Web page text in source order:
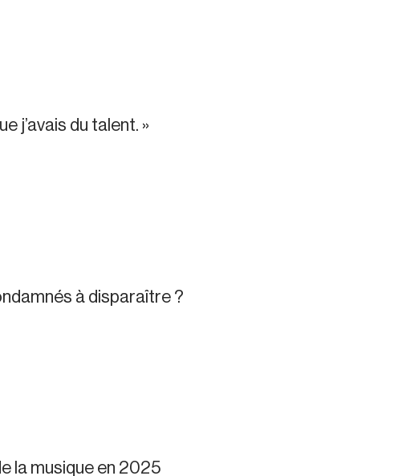
j’avais du talent. »
à disparaître ?
la musique en 2025